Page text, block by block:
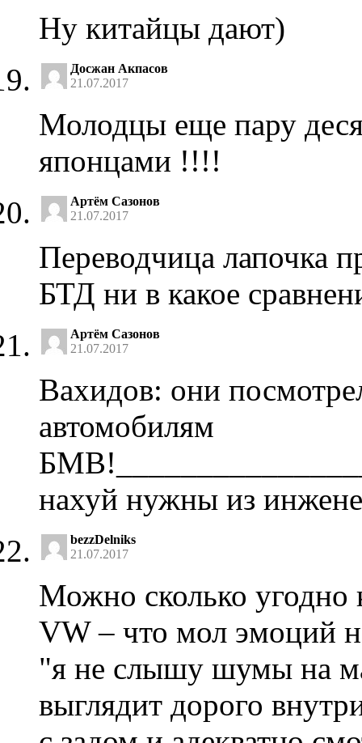
Ну китайцы дают)
Досжан Акпасов
21.07.2017
Молодцы еще пару
японцами !!!!
Артём Сазонов
21.07.2017
Переводчица лапочка
БТД ни в какое
Артём Сазонов
21.07.2017
Вахидов: они
автомобилям
нахуй нужны из
bezzDelniks
21.07.2017
Можно сколько угодно
VW – что мол эмоций
"я не слышу шумы на
выглядит дорого